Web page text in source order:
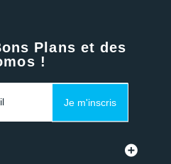
Plans et des
!
Je m'inscris